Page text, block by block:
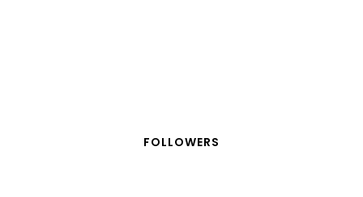
FOLLOWERS